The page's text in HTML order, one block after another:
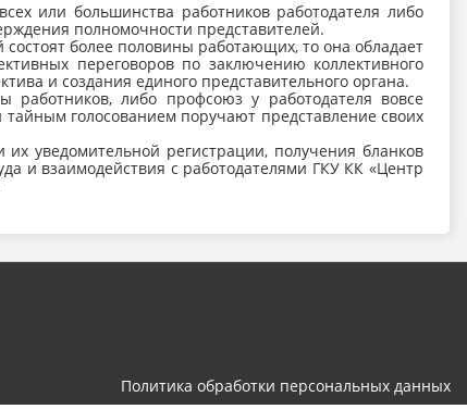
или большинства работников работодателя либо
полномочности представителей.
более половины работающих, то она обладает
переговоров по заключению коллективного
и создания единого представительного органа.
либо профсоюз у работодателя вовсе
тайным голосованием поручают представление своих
уведомительной регистрации, получения бланков
и взаимодействия с работодателями ГКУ КК «Центр
Политика обработки персональных данных